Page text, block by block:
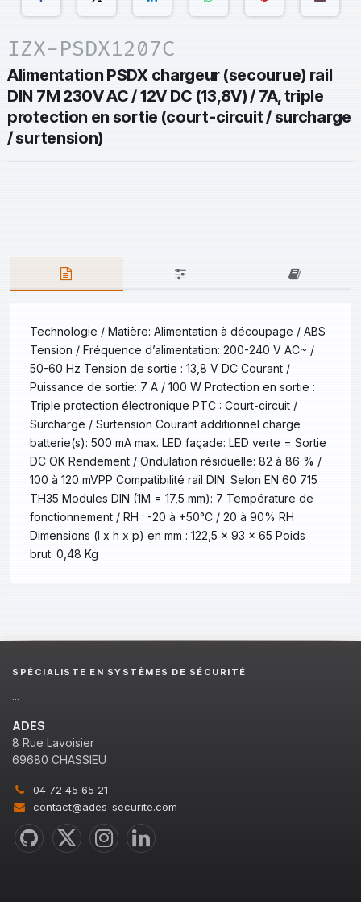
IZX-PSDX1207C
Alimentation PSDX chargeur (secourue) rail
DIN 7M 230V AC / 12V DC (13,8V) / 7A, triple
protection en sortie (court-circuit / surcharge
/ surtension)
Technologie / Matière: Alimentation à découpage / ABS
Tension / Fréquence d’alimentation: 200-240 V AC~ /
50-60 Hz Tension de sortie : 13,8 V DC Courant /
Puissance de sortie: 7 A / 100 W Protection en sortie :
Triple protection électronique PTC : Court-circuit /
Surcharge / Surtension Courant additionnel charge
batterie(s): 500 mA max. LED façade: LED verte = Sortie
DC OK Rendement / Ondulation résiduelle: 82 à 86 % /
100 à 120 mVPP Compatibilité rail DIN: Selon EN 60 715
TH35 Modules DIN (1M = 17,5 mm): 7 Température de
fonctionnement / RH : -20 à +50°C / 20 à 90% RH
Dimensions (l x h x p) en mm : 122,5 x 93 x 65 Poids
brut: 0,48 Kg
SPÉCIALISTE EN SYSTÈMES DE SÉCURITÉ
...
ADES
8 Rue Lavoisier
69680 CHASSIEU
04 72 45 65 21
contact@ades-securite.com